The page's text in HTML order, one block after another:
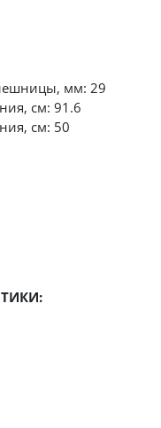
мм: 29
см: 91.6
см: 50